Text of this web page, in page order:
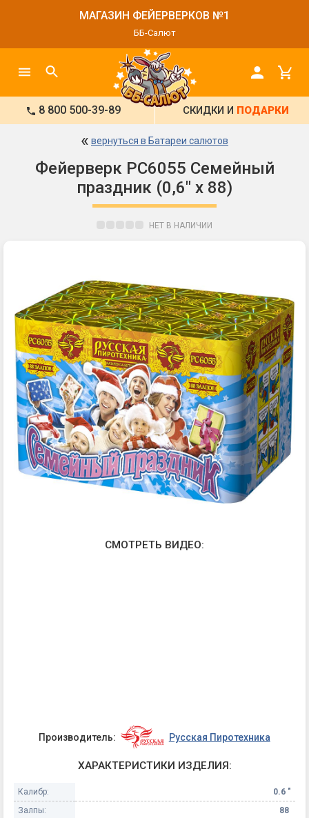
МАГАЗИН ФЕЙЕРВЕРКОВ №1
ББ-Салют
8 800 500-39-89 СКИДКИ И ПОДАРКИ
« вернуться в Батареи салютов
Фейерверк РС6055 Семейный
праздник (0,6" х 88)
НЕТ В НАЛИЧИИ
СМОТРЕТЬ ВИДЕО:
Производитель: Русская Пиротехника
ХАРАКТЕРИСТИКИ ИЗДЕЛИЯ:
Калибр:
0.6 "
Залпы:
88